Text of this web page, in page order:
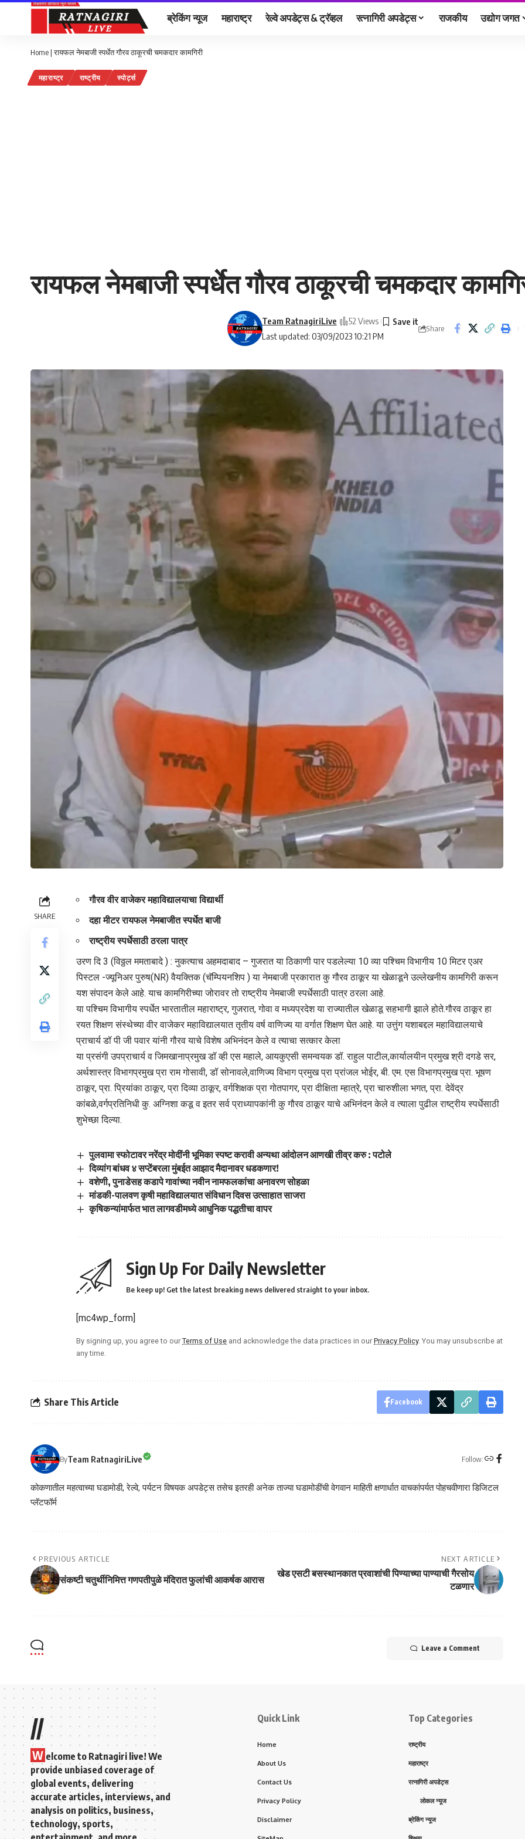
ब्रेकिंग न्यूज महाराष्ट्र रेल्वे अपडेट्स & ट्रॅव्हल रत्नागिरी अपडेट्स राजकीय उद्योग जगत
Home |रायफल नेमबाजी स्पर्धेत गौरव ठाकूरची चमकदार कामगिरी
महाराष्ट्र राष्ट्रीय स्पोर्ट्स
रायफल नेमबाजी स्पर्धेत गौरव ठाकूरची चमकदार
Last updated: 03/09/2023 10:21 PM
Team RatnagiriLive 52 Views
Share
SHARE
गौरव वीर वाजेकर महाविद्यालयाचा विद्यार्थी
दहा मीटर रायफल नेमबाजीत स्पर्धेत बाजी
राष्ट्रीय स्पर्धेसाठी ठरला पात्र
उरण दि 3 (विठ्ठल ममताबादे ) : नुकत्याच अहमदाबाद – गुजरात या ठिकाणी पार पडलेल्या 10 व्या पश्चिम विभागीय 10 मिटर एअर
पिस्टल -ज्यूनिअर पुरुष(NR) वैयक्तिक (चॅम्पियनशिप ) या नेमबाजी प्रकारात कु गौरव ठाकूर या खेळाडूने उल्लेखनीय कामगिरी करून
यश संपादन केले आहे. याच कामगिरीच्या जोरावर तो राष्ट्रीय नेमबाजी स्पर्धेसाठी पात्र ठरला आहे.
या पश्चिम विभागीय स्पर्धेत भारतातील महाराष्ट्र, गुजरात, गोवा व मध्यप्रदेश या राज्यातील खेळाडू सहभागी झाले होते.गौरव ठाकूर हा
रयत शिक्षण संस्थेच्या वीर वाजेकर महाविद्यालयात तृतीय वर्ष वाणिज्य या वर्गात शिक्षण घेत आहे. या उत्तुंग यशाबद्दल महाविद्यालयाचे
प्राचार्य डॉ पी जी पवार यांनी गौरव याचे विशेष अभिनंदन केले व त्याचा सत्कार केला
या प्रसंगी उपप्राचार्य व जिमखानाप्रमुख डॉ व्ही एस महाले, आयकुएसी समन्वयक डॉ. राहुल पाटील,कार्यालयीन प्रमुख श्री दगडे सर,
अर्थशास्त्र विभागप्रमुख प्रा राम गोसावी, डॉ सोनावले,वाणिज्य विभाग प्रमुख प्रा प्रांजल भोईर, बी. एम. एस विभागप्रमुख प्रा. भूषण
ठाकूर, प्रा. प्रियांका ठाकूर, प्रा दिव्या ठाकूर, वर्गशिक्षक प्रा गोतपागर, प्रा दीक्षिता म्हात्रे, प्रा चारुशीला भगत, प्रा. देवेंद्र
कांबळे,वर्गप्रतिनिधी कु. अग्निशा कडू व इतर सर्व प्राध्यापकांनी कु गौरव ठाकूर याचे अभिनंदन केले व त्याला पुढील राष्ट्रीय स्पर्धेसाठी
शुभेच्छा दिल्या.
पुलवामा स्फोटावर नरेंद्र मोदींनी भूमिका स्पष्ट करावी अन्यथा आंदोलन आणखी तीव्र करु : पटोले
दिव्यांग बांधव ४ सप्टेंबरला मुंबईत आझाद मैदानावर धडकणार!
वशेणी, पुनाडेसह कडापे गावांच्या नवीन नामफलकांचा अनावरण सोहळा
मांडकी-पालवण कृषी महाविद्यालयात संविधान दिवस उत्साहात साजरा
कृषिकन्यांमार्फत भात लागवडीमध्ये आधुनिक पद्धतीचा वापर
Sign Up For Daily Newsletter
Be keep up! Get the latest breaking news delivered straight to your inbox.
[mc4wp_form]
By signing up, you agree to our Terms of Use and acknowledge the data practices in our Privacy Policy. You may unsubscribe at
any time.
Share This Article Facebook
ByTeam RatnagiriLive Follow:
कोकणातील महत्वाच्या घडामोडी, रेल्वे, पर्यटन विषयक अपडेट्स तसेच इतरही अनेक ताज्या घडामोडींची वेगवान माहिती क्षणार्धात वाचकांपर्यत पोहचवीणारा डिजिटल
प्लॅटफॉर्म
PREVIOUS ARTICLE
संकष्टी चतुर्थीनिमित्त गणपतीपुळे मंदिरात फुलांची आकर्षक आरास
NEXT ARTICLE
खेड एसटी बसस्थानकात प्रवाशांची पिण्याच्या पाण्याची गैरसोय
टळणार
Leave a Comment
//
W elcome to Ratnagiri live! We
provide unbiased coverage of
global events, delivering
accurate articles, interviews, and
analysis on politics, business,
technology, sports,
Quick Link
Home
About Us
Contact Us
Privacy Policy
Disclaimer
Top Categories
राष्ट्रीय
महाराष्ट्र
रत्नागिरी अपडेट्स
लोकल न्यूज
ब्रेकिंग न्यूज